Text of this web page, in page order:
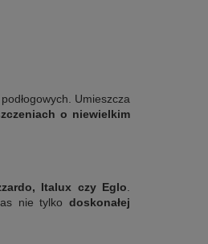
Umieszcza
o niewielkim
Italux czy Eglo
nie tylko doskonałej